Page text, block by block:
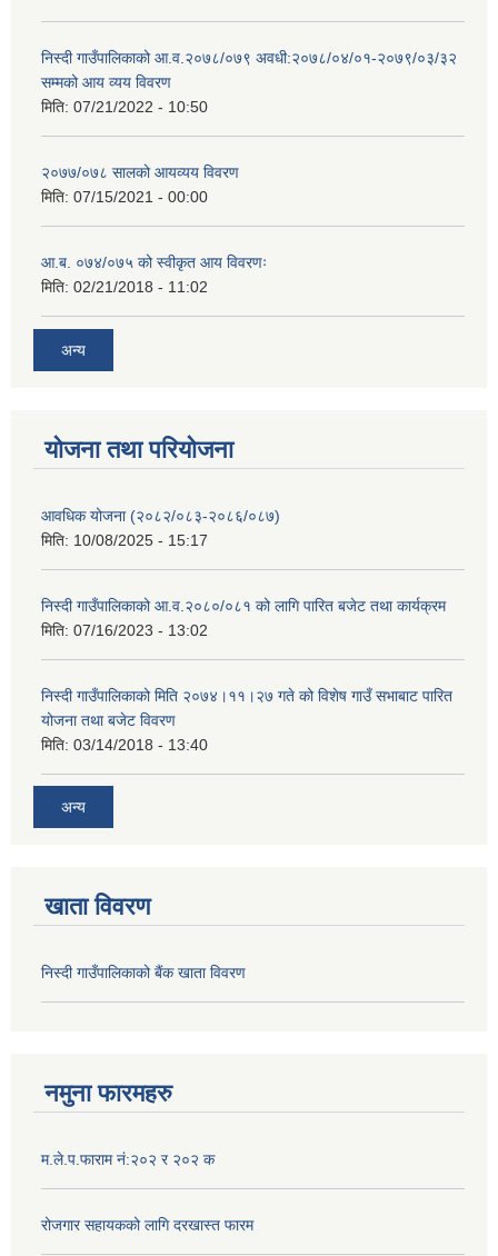
निस्दी गाउँपालिकाको आ.व.२०७८/०७९ अवधी:२०७८/०४/०१-२०७९/०३/३२
सम्मको आय व्यय विवरण
मिति: 07/21/2022 - 10:50
२०७७/०७८ सालको आयव्यय विवरण
मिति: 07/15/2021 - 00:00
आ.ब. ०७४/०७५ को स्वीकृत आय विवरणः
मिति: 02/21/2018 - 11:02
अन्य
योजना तथा परियोजना
आवधिक योजना (२०८२/०८३-२०८६/०८७)
मिति: 10/08/2025 - 15:17
निस्दी गाउँपालिकाको आ.व.२०८०/०८१ को लागि पारित बजेट तथा कार्यक्रम
मिति: 07/16/2023 - 13:02
निस्दी गाउँपालिकाको मिति २०७४।११।२७ गते को विशेष गाउँ सभाबाट पारित
योजना तथा बजेट विवरण
मिति: 03/14/2018 - 13:40
अन्य
खाता विवरण
निस्दी गाउँपालिकाको बैंक खाता विवरण
नमुना फारमहरु
म.ले.प.फाराम नं:२०२ र २०२ क
रोजगार सहायकको लागि दरखास्त फारम